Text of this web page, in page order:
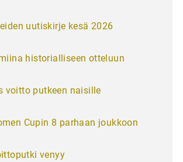
uutiskirje kesä 2026
historialliseen otteluun
voitto putkeen naisille
Cupin 8 parhaan joukkoon
venyy